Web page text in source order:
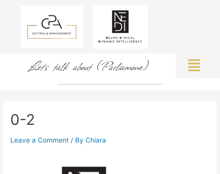
Let's talk about (Parliamone)
0-2
Leave a Comment / ByChiara